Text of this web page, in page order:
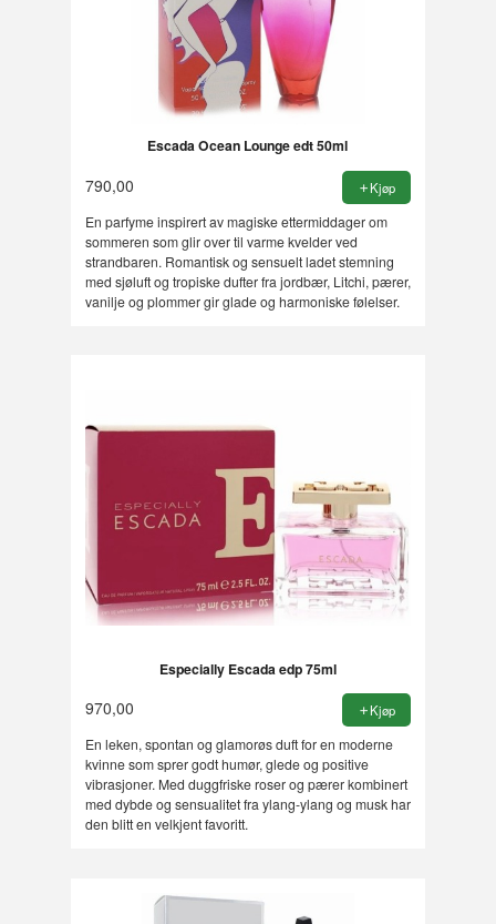
Escada Ocean Lounge edt 50ml
790,00 Kjøp
En parfyme inspirert av magiske ettermiddager om
sommeren som glir over til varme kvelder ved
strandbaren. Romantisk og sensuelt ladet stemning
med sjøluft og tropiske dufter fra jordbær, Litchi, pærer,
vanilje og plommer gir glade og harmoniske følelser.
Especially Escada edp 75ml
970,00 Kjøp
En leken, spontan og glamorøs duft for en moderne
kvinne som sprer godt humør, glede og positive
vibrasjoner. Med duggfriske roser og pærer kombinert
med dybde og sensualitet fra ylang-ylang og musk har
den blitt en velkjent favoritt.